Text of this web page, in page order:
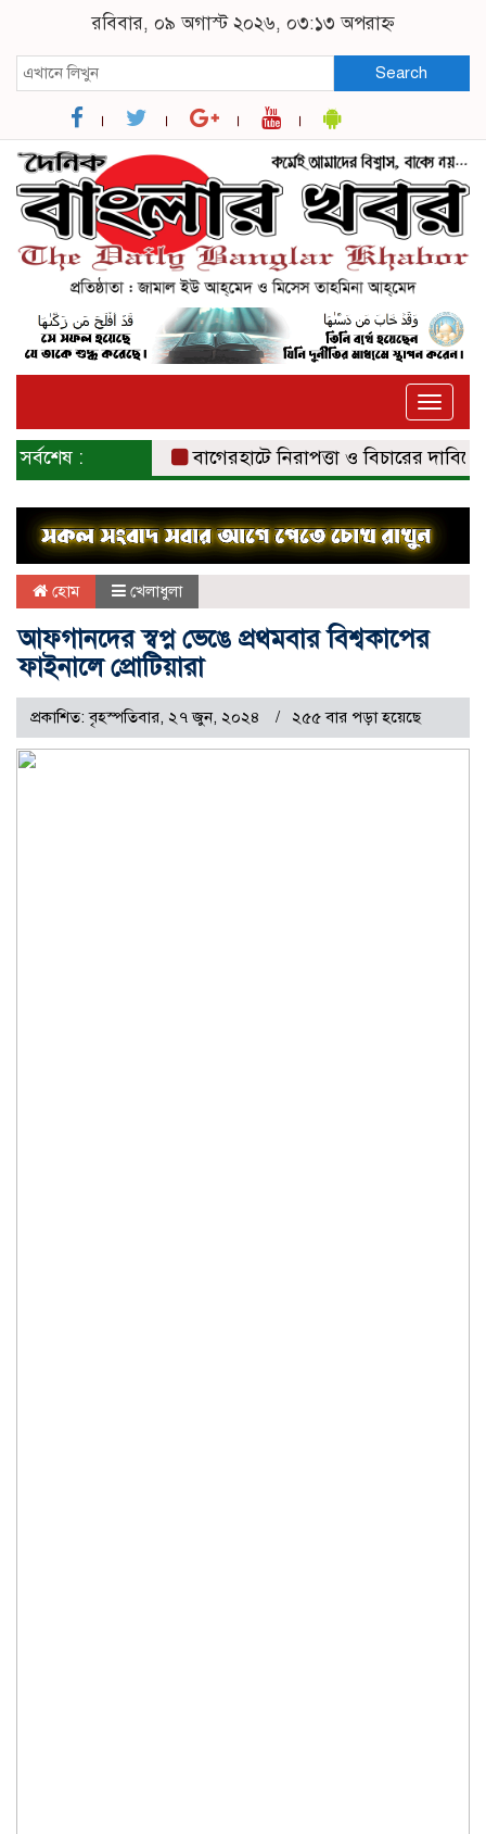
রবিবার, ০৯ অগাস্ট ২০২৬, ০৩:১৩ অপরাহ্ন
Search
Toggle
সর্বশেষ : বাগেরহাটে নিরাপত্তা ও বিচারের দাবিতে
হোম খেলাধুলা
আফগানদের স্বপ্ন ভেঙে প্রথমবার বিশ্বকাপের
ফাইনালে প্রোটিয়ারা
প্রকাশিত: বৃহস্পতিবার, ২৭ জুন, ২০২৪ ২৫৫ বার পড়া হয়েছে